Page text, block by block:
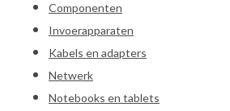
Componenten
Invoerapparaten
Kabels en adapters
Netwerk
Notebooks en tablets